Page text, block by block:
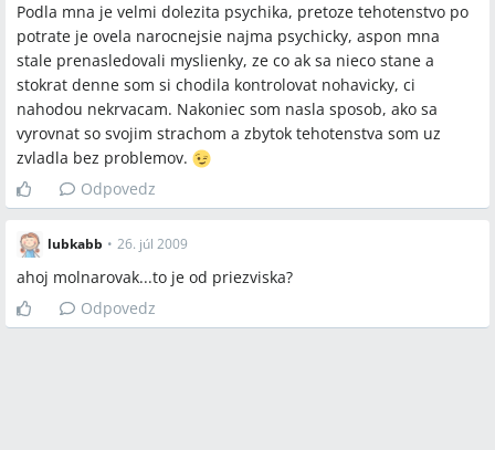
Podla mna je velmi dolezita psychika, pretoze tehotenstvo po
potrate je ovela narocnejsie najma psychicky, aspon mna
stale prenasledovali myslienky, ze co ak sa nieco stane a
stokrat denne som si chodila kontrolovat nohavicky, ci
nahodou nekrvacam. Nakoniec som nasla sposob, ako sa
vyrovnat so svojim strachom a zbytok tehotenstva som uz
zvladla bez problemov.
Odpovedz
lubkabb • 26. júl 2009
ahoj molnarovak...to je od priezviska?
Odpovedz